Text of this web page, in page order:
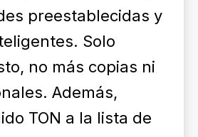
preestablecidas y
Solo
no más copias ni
Además,
TON a la lista de